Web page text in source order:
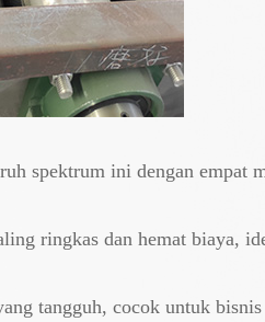
spektrum ini dengan empat
ringkas dan hemat biaya,
tangguh, cocok untuk bisnis